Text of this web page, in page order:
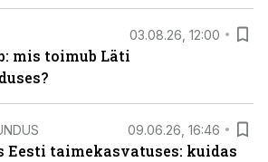
03.08.26, 12:00
mis toimub Läti
09.06.26, 16:46
Eesti taimekasvatuses: kuidas